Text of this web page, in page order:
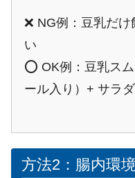
❌ NG例：豆乳だ
い
⭕ OK例：豆乳ス
ール入り）+ サラダ
方法2：腸内環